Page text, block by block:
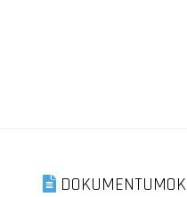
DOKUMENTUMOK